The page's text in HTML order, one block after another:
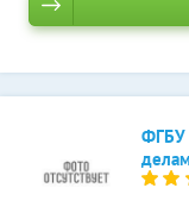
ФГБУ